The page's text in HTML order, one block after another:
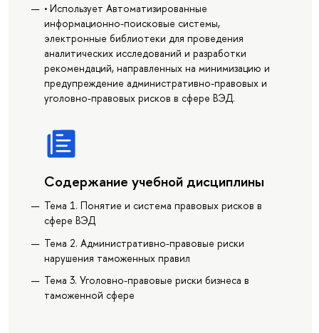
• Использует Автоматизированные
информационно-поисковые системы,
электронные библиотеки для проведения
аналитических исследований и разработки
рекомендаций, направленных на минимизацию и
предупреждение административно-правовых и
уголовно-правовых рисков в сфере ВЭД.
Содержание учебной дисциплины
Тема 1. Понятие и система правовых рисков в
сфере ВЭД
Тема 2. Административно-правовые риски
нарушения таможенных правил
Тема 3. Уголовно-правовые риски бизнеса в
таможенной сфере